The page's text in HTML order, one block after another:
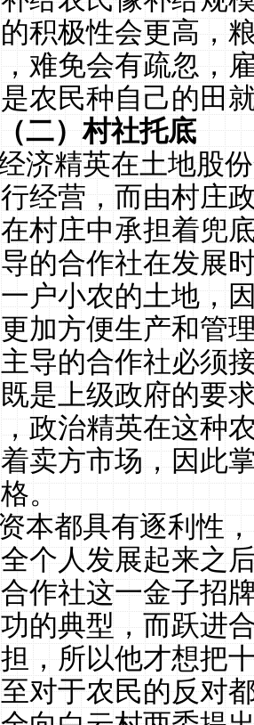
积极性会更高，
难免会有疏忽，
农民种自己的田
二）村社托底
济精英在土地股
经营，而由村庄
村庄中承担着兜
的合作社在发展
户小农的土地，
加方便生产和管
导的合作社必须
是上级政府的要
政治精英在这种
卖方市场，因此
。
本都具有逐利性
个人发展起来之
作社这一金子招
的典型，而跃进
，所以他才想把
对于农民的反对